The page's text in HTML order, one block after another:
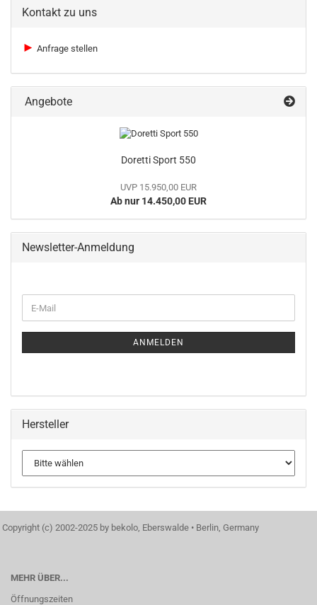
Kontakt zu uns
► Anfrage stellen
Angebote
Doretti Sport 550
UVP 15.950,00 EUR
Ab nur 14.450,00 EUR
Newsletter-Anmeldung
ZUR
E-
Mail
ANMELDEN
Hersteller
Copyright (c) 2002-2025 by bekolo, Eberswalde • Berlin, Germany
MEHR ÜBER...
Öffnungszeiten